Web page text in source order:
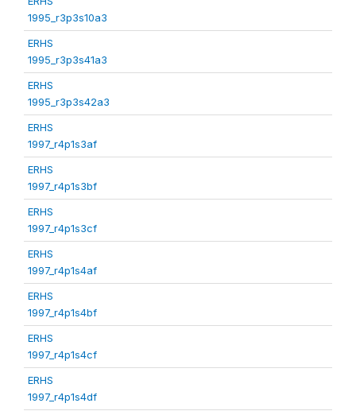
1995_r3p3s10a3
ERHS
1995_r3p3s41a3
ERHS
1995_r3p3s42a3
ERHS
1997_r4p1s3af
ERHS
1997_r4p1s3bf
ERHS
1997_r4p1s3cf
ERHS
1997_r4p1s4af
ERHS
1997_r4p1s4bf
ERHS
1997_r4p1s4cf
ERHS
1997_r4p1s4df